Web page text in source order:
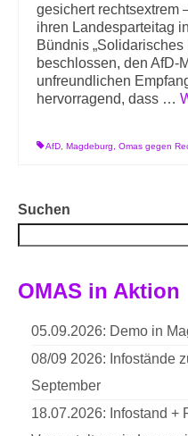
gesichert rechtsextrem
ihren Landesparteitag
Bündnis „Solidarisches
beschlossen, den AfD-
unfreundlichen
hervorragend, dass …
AfD Magdeburg Omas gegen
Suchen
OMAS in Aktion
05.09.2026: Demo in
08/09 2026: Infostände
September
18.07.2026: Infostand +